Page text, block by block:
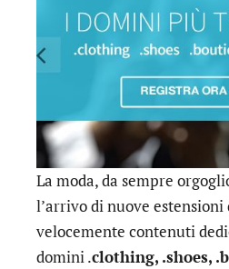
La moda, da sempre
l’arrivo di nuove
velocemente contenuti
domini .clothing, .shoes,